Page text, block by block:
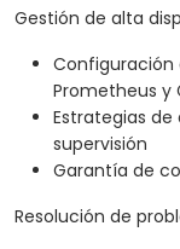
Gestión de alta
Configuración
Prometheus y
Estrategias
supervisión
Garantía de
Resolución de